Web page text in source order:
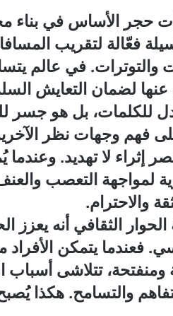
حجر الأساس في بناء
فعّالة لتقريب
في عالم
لضمان التعايش
للكلمات، بل هو جسر
فهم وجهات نظر
إثراء لا تهديد.
لمواجهة التعصب
والاحترام.
الثقافي أنه يعزز
فعندما يتمكن الأفراد
ومنفتحة، تتلاشى أسباب
والتسامح. هكذا